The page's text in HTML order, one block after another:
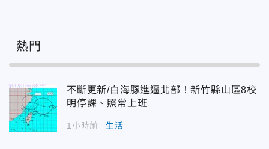
熱門
不斷更新/白海豚進逼北部！新竹縣山區8校
明停課、照常上班
1小時前 生活